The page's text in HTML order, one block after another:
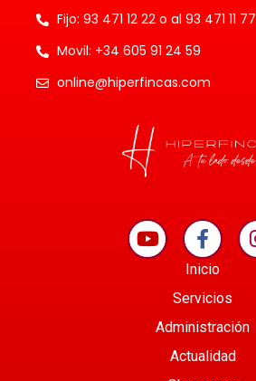
Fijo: 93 471 12 22 o al 93 471 11 77
Movil: +34 605 91 24 59
online@hiperfincas.com
Inicio
Servicios
Administración
Actualidad